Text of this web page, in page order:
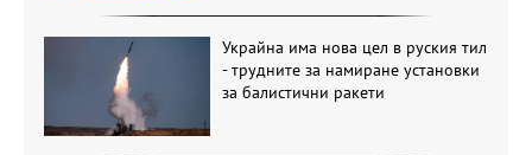
Украйна има нова цел в руския тил
- трудните за намиране установки
за балистични ракети